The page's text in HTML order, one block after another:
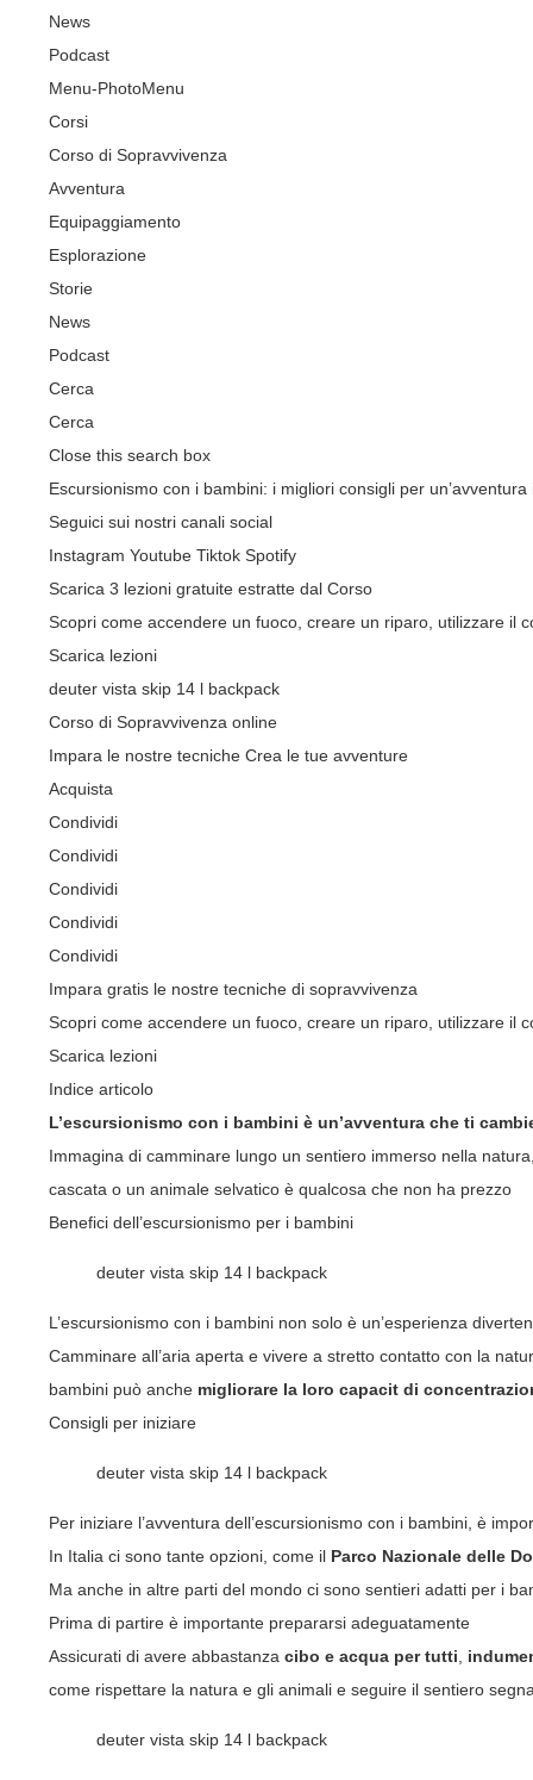
News
Podcast
Menu-PhotoMenu
Corsi
Corso di Sopravvivenza
Avventura
Equipaggiamento
Esplorazione
Storie
News
Podcast
Cerca
Cerca
Close this search box
Escursionismo con i bambini: i migliori consigli per un’avventura
Seguici sui nostri canali social
Instagram Youtube Tiktok Spotify
Scarica 3 lezioni gratuite estratte dal Corso
Scopri come accendere un fuoco, creare un riparo, utilizzare il
Scarica lezioni
deuter vista skip 14 l backpack
Corso di Sopravvivenza online
Impara le nostre tecniche Crea le tue avventure
Acquista
Condividi
Condividi
Condividi
Condividi
Condividi
Impara gratis le nostre tecniche di sopravvivenza
Scopri come accendere un fuoco, creare un riparo, utilizzare il
Scarica lezioni
Indice articolo
L’escursionismo con i bambini è un’avventura che ti
Immagina di camminare lungo un sentiero immerso nella
cascata o un animale selvatico è qualcosa che non ha prezzo
Benefici dell’escursionismo per i bambini
deuter vista skip 14 l backpack
L’escursionismo con i bambini non solo è un’esperienza
Camminare all’aria aperta e vivere a stretto contatto con la
bambini può anche migliorare la loro capacit di
Consigli per iniziare
deuter vista skip 14 l backpack
Per iniziare l’avventura dell’escursionismo con i bambini, è
In Italia ci sono tante opzioni, come il Parco Nazionale delle
Ma anche in altre parti del mondo ci sono sentieri adatti per i
Prima di partire è importante prepararsi adeguatamente
Assicurati di avere abbastanza cibo e acqua per tutti
come rispettare la natura e gli animali e seguire il sentiero
deuter vista skip 14 l backpack